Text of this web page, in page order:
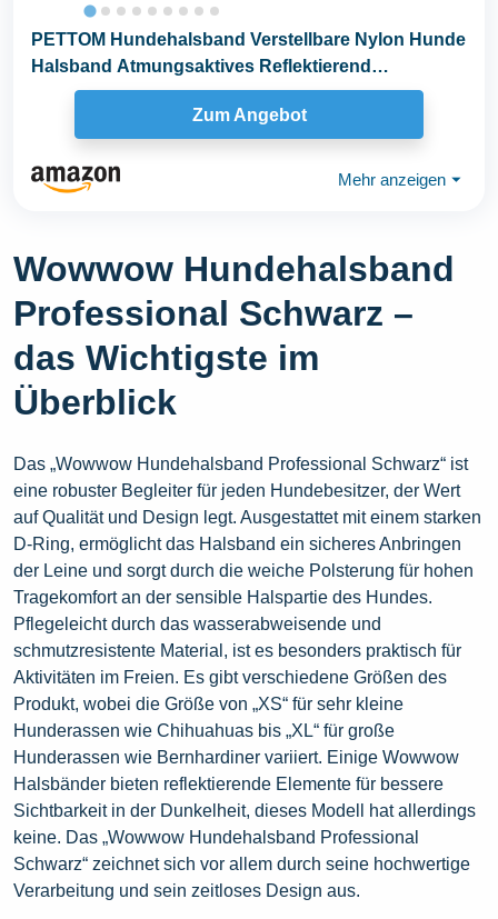
PETTOM Hundehalsband Verstellbare Nylon Hunde
Halsband Atmungsaktives Reflektierend
Halsband...
Zum Angebot
Mehr anzeigen ⏷
Wowwow Hundehalsband
Professional Schwarz –
das Wichtigste im
Überblick
Das „Wowwow Hundehalsband Professional Schwarz“ ist
eine robuster Begleiter für jeden Hundebesitzer, der Wert
auf Qualität und Design legt. Ausgestattet mit einem starken
D-Ring, ermöglicht das Halsband ein sicheres Anbringen
der Leine und sorgt durch die weiche Polsterung für hohen
Tragekomfort an der sensible Halspartie des Hundes.
Pflegeleicht durch das wasserabweisende und
schmutzresistente Material, ist es besonders praktisch für
Aktivitäten im Freien. Es gibt verschiedene Größen des
Produkt, wobei die Größe von „XS“ für sehr kleine
Hunderassen wie Chihuahuas bis „XL“ für große
Hunderassen wie Bernhardiner variiert. Einige Wowwow
Halsbänder bieten reflektierende Elemente für bessere
Sichtbarkeit in der Dunkelheit, dieses Modell hat allerdings
keine. Das „Wowwow Hundehalsband Professional
Schwarz“ zeichnet sich vor allem durch seine hochwertige
Verarbeitung und sein zeitloses Design aus.